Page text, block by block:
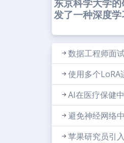
东京科学大学
发了一种深度学
数据工程师面
使用多个LoRA
AI在医疗保健
避免神经网络
苹果研究员引